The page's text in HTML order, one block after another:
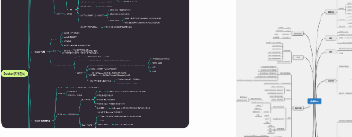
VIP免费 Docker